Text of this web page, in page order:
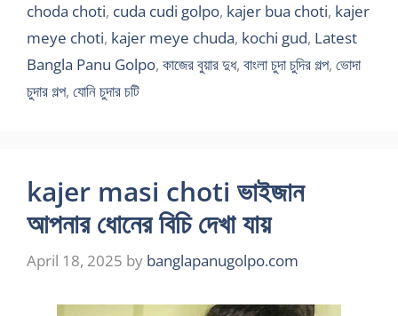
choda choti, cuda cudi golpo, kajer bua choti, kajer
meye choti, kajer meye chuda, kochi gud, Latest
Bangla Panu Golpo, কাজের বুয়ার দুধ, বাংলা চুদা চুদির গল্প, ভোদা
চুদার গল্প, যোনি চুদার চটি
kajer masi choti ভাইজান
আপনার ধোনের বিচি দেখা যায়
April 18, 2025 by banglapanugolpo.com